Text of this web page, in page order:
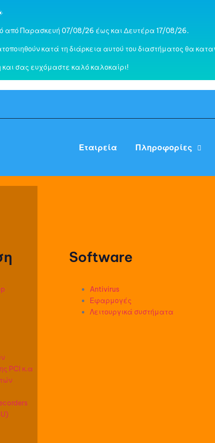
από Παρασκευή 07/08/26 έως και Δευτέρα 17/08/26.
κατά τη διάρκεια αυτού του διαστήματος θα
σας ευχόμαστε καλό καλοκαίρι!
Εταιρεία Πληροφορίες
Software
PCI κ.α
Antivirus
Εφαρμογές
Λειτουργικά συστήματα